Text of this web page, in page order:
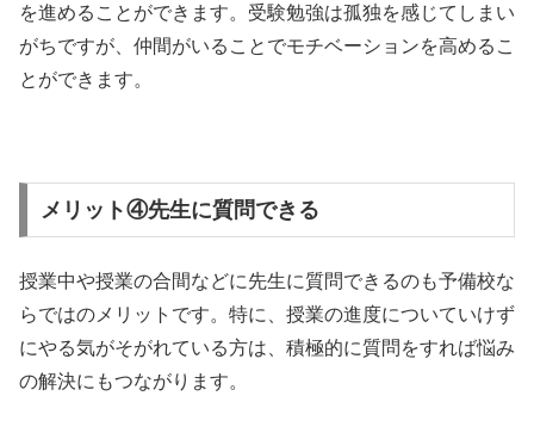
を進めることができます。受験勉強は孤独を感じてしまい
がちですが、仲間がいることでモチベーションを高めるこ
とができます。
メリット④先生に質問できる
授業中や授業の合間などに先生に質問できるのも予備校な
らではのメリットです。特に、授業の進度についていけず
にやる気がそがれている方は、積極的に質問をすれば悩み
の解決にもつながります。